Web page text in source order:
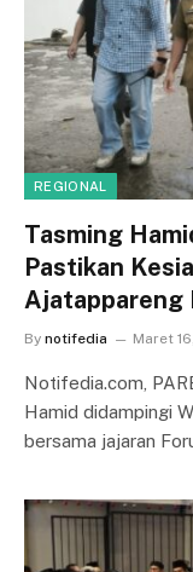
REGIONAL
Tasming
Pastikan
Ajatappareng
By notifedia Maret
Notifedia.com,
Hamid didampingi
bersama jajaran